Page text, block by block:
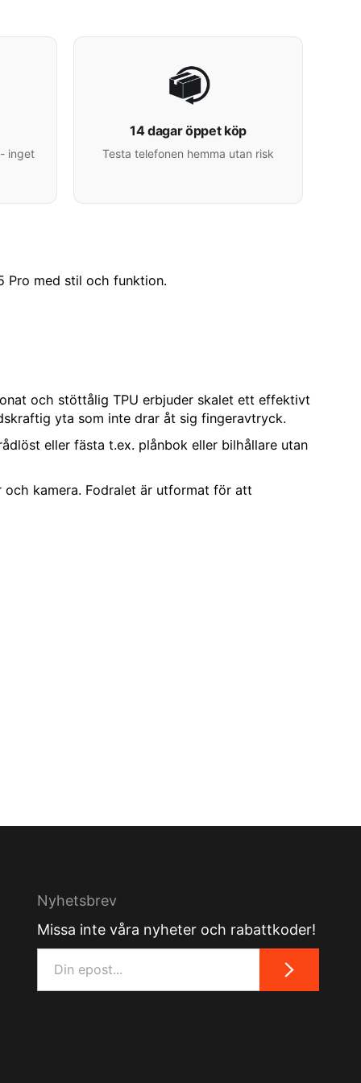
inget
14 dagar öppet köp
Testa telefonen hemma utan risk
Pro med stil och funktion.
och stöttålig TPU erbjuder skalet ett effektivt
yta som inte drar åt sig fingeravtryck.
eller fästa t.ex. plånbok eller bilhållare utan
kamera. Fodralet är utformat för att
Nyhetsbrev
Missa inte våra nyheter och rabattkoder!